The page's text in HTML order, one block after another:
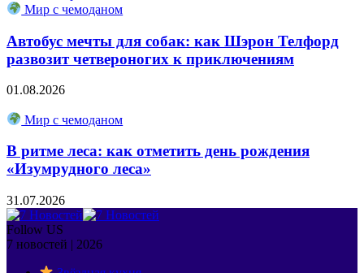
Мир с чемоданом
Автобус мечты для собак: как Шэрон Телфорд
развозит четвероногих к приключениям
01.08.2026
Мир с чемоданом
В ритме леса: как отметить день рождения
«Изумрудного леса»
31.07.2026
Follow US
7 новостей | 2026